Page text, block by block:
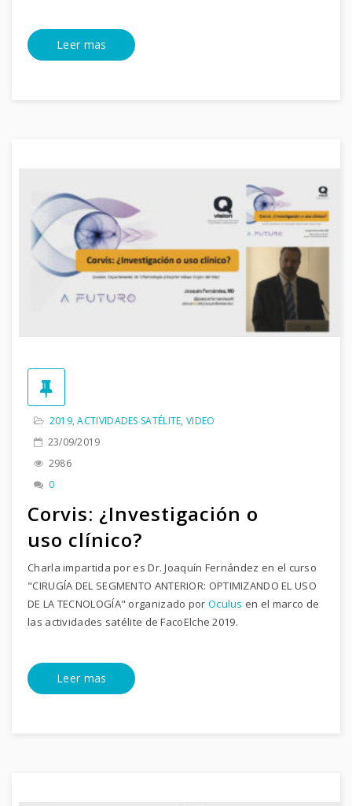
Leer mas
2019,ACTIVIDADES SATÉLITE,VIDEO
23/09/2019
2986
0
Corvis: ¿Investigación o
uso clínico?
Charla impartida por es Dr. Joaquín Fernández en el curso
"CIRUGÍA DEL SEGMENTO ANTERIOR: OPTIMIZANDO EL USO
DE LA TECNOLOGÍA" organizado por Oculus en el marco de
las actividades satélite de FacoElche 2019.
Leer mas